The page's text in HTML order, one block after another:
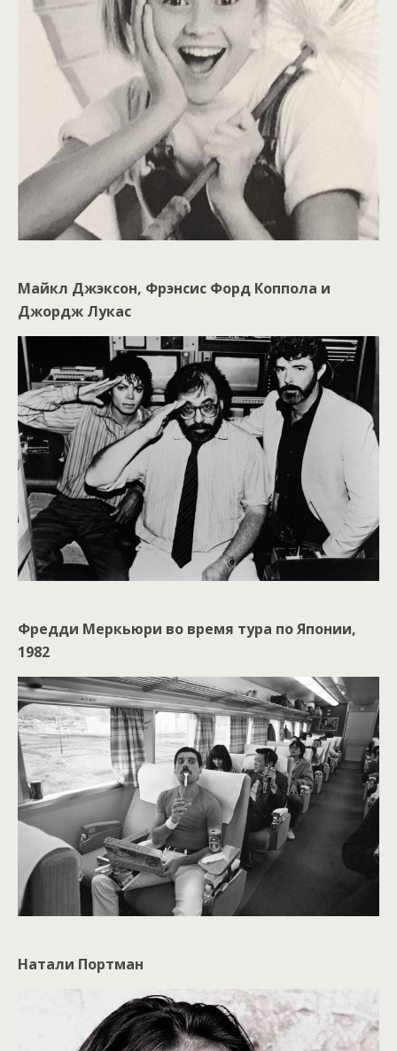
Майкл Джэксон, Фрэнсис Форд Коппола и
Джордж Лукас
Фредди Меркьюри во время тура по Японии,
1982
Натали Портман